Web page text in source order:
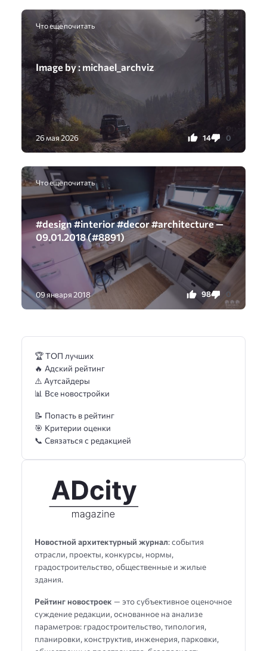
Что еще почитать
Image by : michael_archviz
26 мая 2026 14 0
Что еще почитать
#design #interior #decor #architecture —
09.01.2018 (#8891)
09 января 2018 98 0
Новостной архитектурный журнал: события
отрасли, проекты, конкурсы, нормы,
градостроительство, общественные и жилые
здания.
Рейтинг новостроек — это субъективное оценочное
суждение редакции, основанное на анализе
параметров: градостроительство, типология,
планировки, конструктив, инженерия, парковки,
🏆 ТОП лучших
🔥 Адский рейтинг
⚠️ Аутсайдеры
📊 Все новостройки
📝 Попасть в рейтинг
🎯 Критерии оценки
📞 Связаться с редакцией